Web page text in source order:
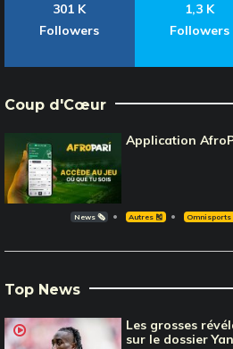
301 K
Followers
1,3 K
Followers
Coup d'Cœur
Application
News 🗞️ Autres 🎽 Omnisports
Top News
Les grosses
sur le dossier